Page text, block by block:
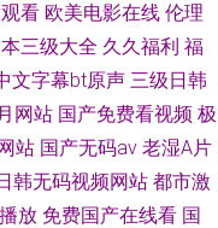
看 欧美电影在线 伦理
三级大全 久久福利 福
文字幕bt原声 三级日韩
网站 国产免费看视频 极
站 国产无码av 老湿A片
韩无码视频网站 都市激
放 免费国产在线看 国